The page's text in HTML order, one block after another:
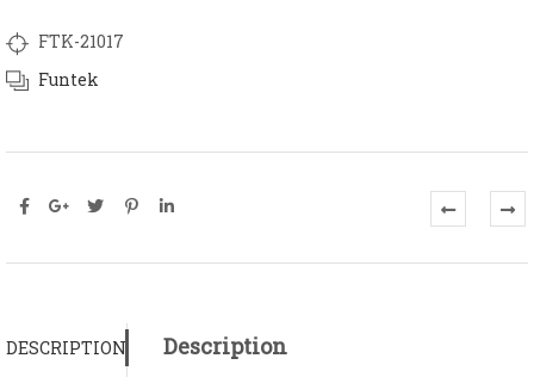
FTK-21017
Funtek
DESCRIPTION
Description